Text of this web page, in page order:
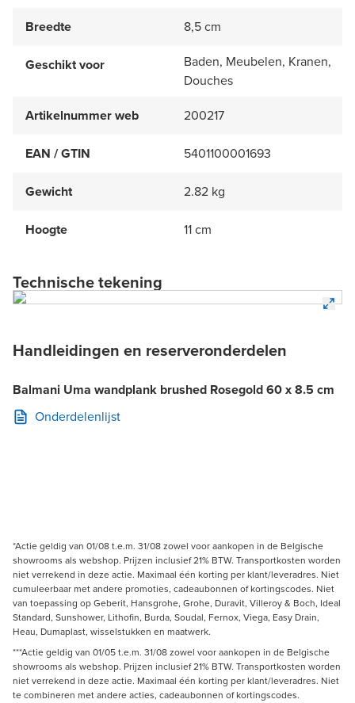
Breedte 8,5 cm
Geschikt voor
Baden, Meubelen, Kranen,
Douches
Artikelnummer web
200217
EAN / GTIN 5401100001693
Gewicht 2.82 kg
Hoogte 11 cm
Technische tekening
Handleidingen en reserveronderdelen
Balmani Uma wandplank brushed Rosegold 60 x 8.5 cm
Onderdelenlijst
*Actie geldig van 01/08 t.e.m. 31/08 zowel voor aankopen in de Belgische
showrooms als webshop. Prijzen inclusief 21% BTW. Transportkosten worden
niet verrekend in deze actie. Maximaal één korting per klant/leveradres. Niet
cumuleerbaar met andere promoties, cadeaubonnen of kortingscodes. Niet
van toepassing op Geberit, Hansgrohe, Grohe, Duravit, Villeroy & Boch, Ideal
Standard, Sunshower, Lithofin, Burda, Soudal, Fernox, Viega, Easy Drain,
Heau, Dumaplast, wisselstukken en maatwerk.
***Actie geldig van 01/05 t.e.m. 31/08 zowel voor aankopen in de Belgische
showrooms als webshop. Prijzen inclusief 21% BTW. Transportkosten worden
niet verrekend in deze actie. Maximaal één korting per klant/leveradres. Niet
te combineren met andere acties, cadeaubonnen of kortingscodes.